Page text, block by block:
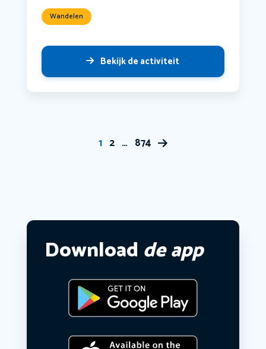
Wandelen
Bekijk de activiteit
1 2 … 874
Download de app